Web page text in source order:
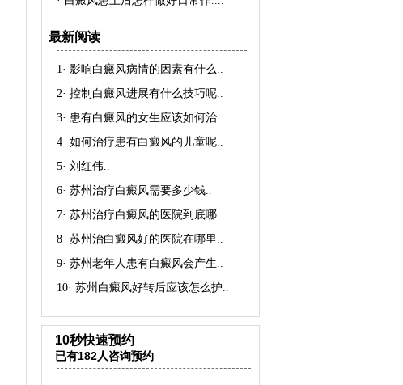
最新阅读
1· 影响白癜风病情的因素有什么..
2· 控制白癜风进展有什么技巧呢..
3· 患有白癜风的女生应该如何治..
4· 如何治疗患有白癜风的儿童呢..
5· 刘红伟..
6· 苏州治疗白癜风需要多少钱..
7· 苏州治疗白癜风的医院到底哪..
8· 苏州治白癜风好的医院在哪里 ..
9· 苏州老年人患有白癜风会产生..
10· 苏州白癜风好转后应该怎么护..
10秒快速预约
已有182人咨询预约